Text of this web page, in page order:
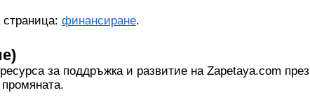
финансиране.
за поддръжка и развитие на Zapetaya.com през